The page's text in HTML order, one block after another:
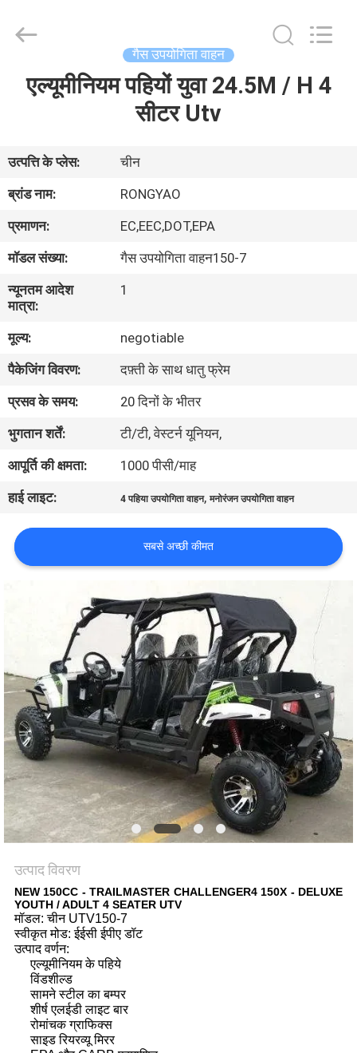
हमारे
बारे
कारखाना
गुणवत्ता
नियंत्रण
संपर्क
करें
एक
उद्धरण
साइटमैप
गोपनीयता
नीति
Vehicle
Co.,Ltd.
गैस उपयोगिता वाहन
एल्यूमीनियम पहियों युवा 24.5M / H 4
सीटर Utv
उत्पत्ति के प्लेस:
चीन
ब्रांड नाम:
RONGYAO
प्रमाणन:
EC,EEC,DOT,EPA
मॉडल संख्या:
गैस उपयोगिता वाहन150-7
न्यूनतम आदेश
मात्रा:
1
मूल्य:
negotiable
पैकेजिंग विवरण:
दफ़्ती के साथ धातु फ्रेम
प्रसव के समय:
20 दिनों के भीतर
भुगतान शर्तें:
टी/टी, वेस्टर्न यूनियन,
आपूर्ति की क्षमता:
1000 पीसी/माह
हाई लाइट:
4 पहिया उपयोगिता वाहन,मनोरंजन उपयोगिता वाहन
सबसे अच्छी कीमत
उत्पाद विवरण
NEW 150CC - TRAILMASTER CHALLENGER4 150X - DELUXE
YOUTH / ADULT 4 SEATER UTV
मॉडल: चीन UTV150-7
स्वीकृत मोड: ईईसी ईपीए डॉट
उत्पाद वर्णन:
एल्यूमीनियम के पहिये
विंडशील्ड
सामने स्टील का बम्पर
शीर्ष एलईडी लाइट बार
रोमांचक ग्राफिक्स
साइड रियरव्यू मिरर